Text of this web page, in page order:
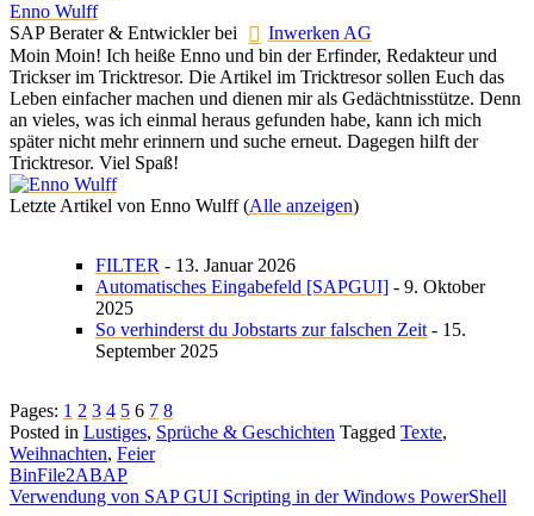
Enno Wulff
SAP Berater & Entwicklerbei
Inwerken AG
Moin Moin! Ich heiße Enno und bin der Erfinder, Redakteur und
Trickser im Tricktresor. Die Artikel im Tricktresor sollen Euch das
Leben einfacher machen und dienen mir als Gedächtnisstütze. Denn
an vieles, was ich einmal heraus gefunden habe, kann ich mich
später nicht mehr erinnern und suche erneut. Dagegen hilft der
Tricktresor. Viel Spaß!
Letzte Artikel von Enno Wulff(Alle anzeigen)
FILTER - 13. Januar 2026
Automatisches Eingabefeld [SAPGUI] - 9. Oktober
2025
So verhinderst du Jobstarts zur falschen Zeit - 15.
September 2025
Pages: 1 2 3 4 5 6 7 8
Posted in Lustiges, Sprüche & Geschichten Tagged Texte,
Weihnachten, Feier
Beitragsnavigation
BinFile2ABAP
Verwendung von SAP GUI Scripting in der Windows PowerShell